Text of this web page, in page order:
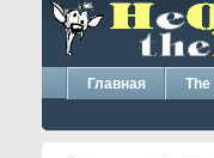
Главная The